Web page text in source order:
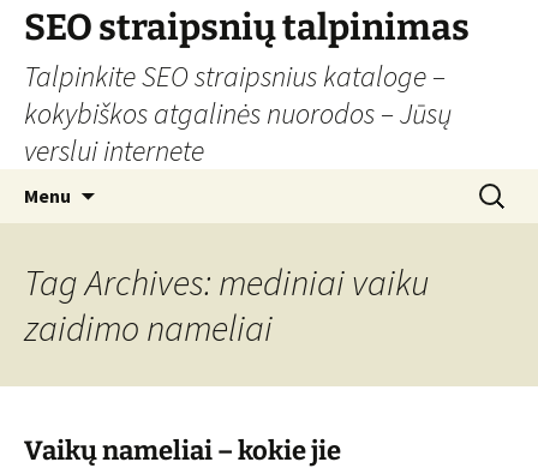
Skip
content
SEO straipsnių talpinimas
Talpinkite SEO straipsnius kataloge –
kokybiškos atgalinės nuorodos – Jūsų
verslui internete
Menu
Search
for:
Tag Archives: mediniai vaiku
zaidimo nameliai
Vaikų nameliai – kokie jie